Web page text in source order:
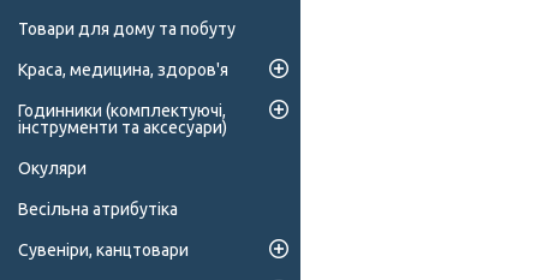
Товари для дому та побуту
Краса, медицина, здоров'я
Годинники (комплектуючі,
інструменти та аксесуари)
Окуляри
Весільна атрибутіка
Сувеніри, канцтовари